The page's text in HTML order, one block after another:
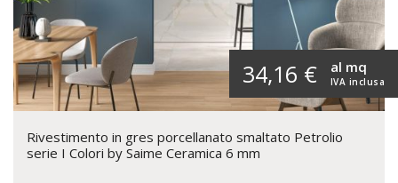
34,16 € IVA inclusa
al mq
Rivestimento in gres porcellanato smaltato Petrolio
serie I Colori by Saime Ceramica 6 mm